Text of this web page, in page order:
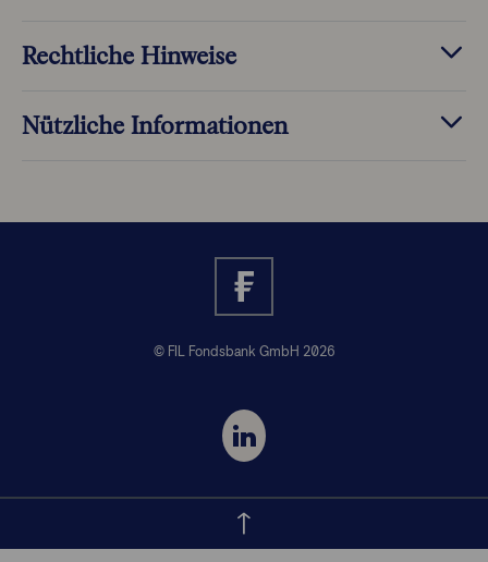
Rechtliche Hinweise
Nützliche Informationen
© FIL Fondsbank GmbH 2026